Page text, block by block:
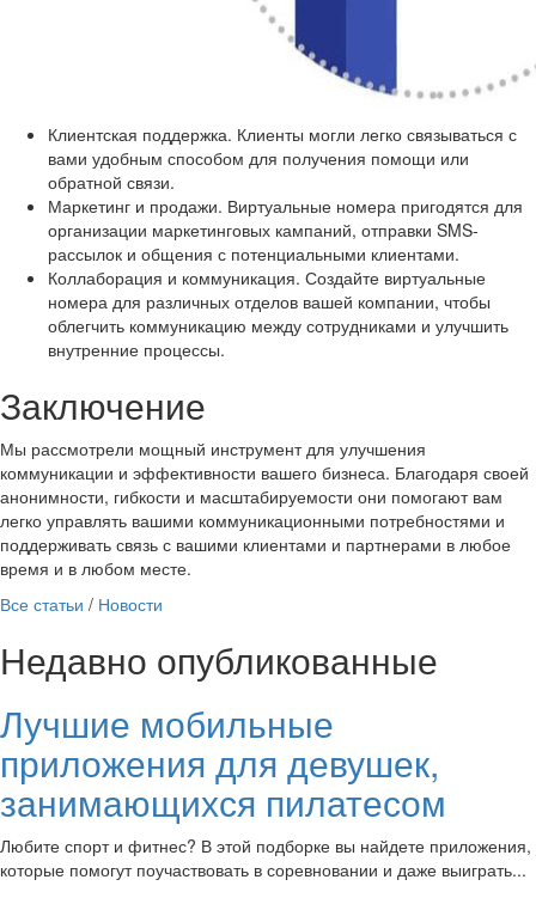
Клиентская поддержка. Клиенты могли легко связываться с
вами удобным способом для получения помощи или
обратной связи.
Маркетинг и продажи. Виртуальные номера пригодятся для
организации маркетинговых кампаний, отправки SMS-
рассылок и общения с потенциальными клиентами.
Коллаборация и коммуникация. Создайте виртуальные
номера для различных отделов вашей компании, чтобы
облегчить коммуникацию между сотрудниками и улучшить
внутренние процессы.
Заключение
Мы рассмотрели мощный инструмент для улучшения
коммуникации и эффективности вашего бизнеса. Благодаря своей
анонимности, гибкости и масштабируемости они помогают вам
легко управлять вашими коммуникационными потребностями и
поддерживать связь с вашими клиентами и партнерами в любое
время и в любом месте.
Все статьи / Новости
Недавно опубликованные
Лучшие мобильные
приложения для девушек,
занимающихся пилатесом
Любите спорт и фитнес? В этой подборке вы найдете приложения,
которые помогут поучаствовать в соревновании и даже выиграть...